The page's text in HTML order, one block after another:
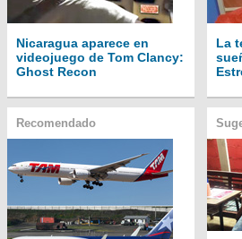
Nicaragua aparece en
videojuego de Tom Clancy:
Ghost Recon
La
Recomendado